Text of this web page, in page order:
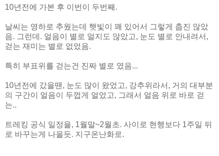
10년전에 가본 후 이번이 두번째.
날씨는 영하로 추웠는데 햇빛이 꽤 있어서 그렇게 춥진 않았
음. 그런데. 얼음이 별로 얼지도 않았고, 눈도 별로 안내려서,
걷는 재미는 별로 없었음.
특히 부표위를 걷는건 진짜 별로 였음...
10년전에 갔을땐, 눈도 많이 왔었고, 강추위라서, 거의 대부분
의 구간이 얼음이 두껍게 얼었고, 그래서 얼음 위로 바로 걷
는..
트레킹 공식 일정을, 1월말~2월초. 사이로 현행보다 1주일 뒤
로 바꾸는게 나을듯. 지구온난화로.